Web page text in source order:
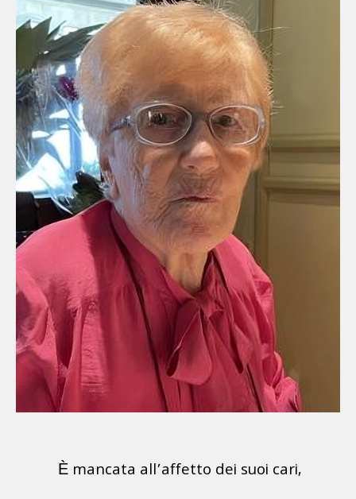
È mancata all’affetto dei suoi cari,